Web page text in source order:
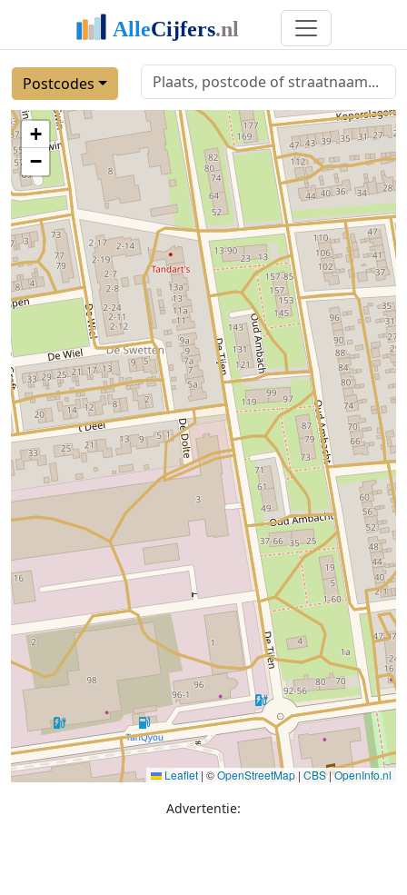
Postcodes
+
−
Leaflet | ©OpenStreetMap|CBS|OpenInfo.nl
Advertentie: